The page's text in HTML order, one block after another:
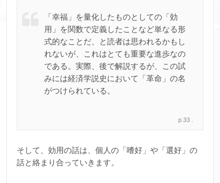
「幸福」を量化したものとしての「効
用」を関数で定義したことなど単なる形
式的なことだ、と読者は思われるかもし
れないが、これはとても重要な進歩なの
である。実際、後で解説するが、この試
みには経済学説史において「革命」の名
がつけられている。
p.33 .
そして、効用の話は、個人の「嗜好」や「選好」の
話と絡まり合っていきます。